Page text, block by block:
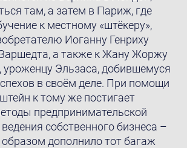
там, а затем в Париж, где
к местному «штёкеру»,
Иоганну Генриху
а также к Жану Жоржу
уроженцу Эльзаса, добившемуся
в своём деле. При помощи
к тому же постигает
предпринимательской
собственного бизнеса –
дополнило тот багаж